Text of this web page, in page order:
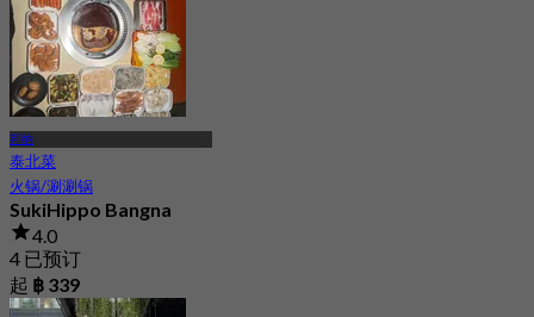
邦纳
泰北菜
火锅/涮涮锅
SukiHippo Bangna
4.0
4 已预订
起 ฿ 339